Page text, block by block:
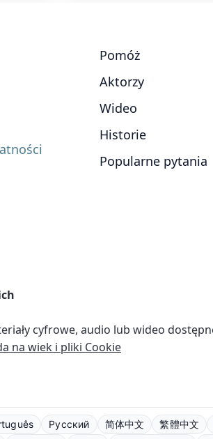
Pomóż
Aktorzy
Wideo
Historie
Popularne pytania
cyfrowe, audio lub wideo
na wiek i pliki Cookie
Русский 简体中文 繁體中文